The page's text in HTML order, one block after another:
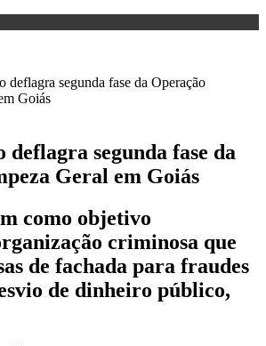
segunda fase da
Geral em Goiás
como objetivo
criminosa que
de fachada para fraudes
de dinheiro público,